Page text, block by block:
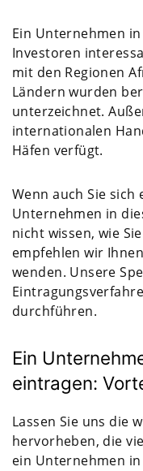
Ein Unternehmen
Investoren
mit den Regionen
Ländern wurden
unterzeichnet.
internationalen
Häfen verfügt.
Wenn auch Sie sich
Unternehmen in
nicht wissen, wie
empfehlen wir
wenden. Unsere
durchführen.
Ein
eintragen:
Lassen Sie uns die
hervorheben, die
ein Unternehmen